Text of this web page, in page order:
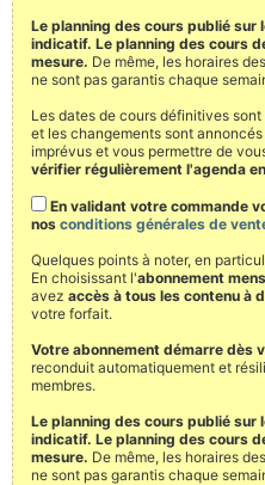
Le planning des cours publié
indicatif. Le planning des cours
mesure. De même, les horaires
ne sont pas garantis chaque
Les dates de cours définitives
et les changements sont
imprévus et vous permettre de
vérifier régulièrement l'agenda
En validant votre commande
nos conditions générales de
Quelques points à noter, en
En choisissant l'abonnement
avez accès à tous les contenu à
votre forfait.
Votre abonnement démarre dès
reconduit automatiquement et
membres.
Le planning des cours publié
indicatif. Le planning des cours
mesure. De même, les horaires
ne sont pas garantis chaque